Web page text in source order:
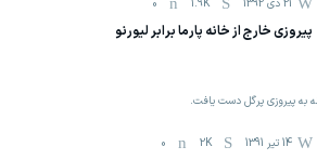
21 دی 1392 1.9K
0
پیروزی خارج از خانه پارما برابر لیورنو
به پیروزی پرگل دست یافت.
14 تیر 1391 2K
0